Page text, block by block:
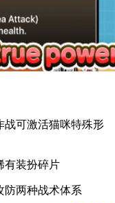
战可激活猫咪特殊形
有装扮碎片
防两种战术体系